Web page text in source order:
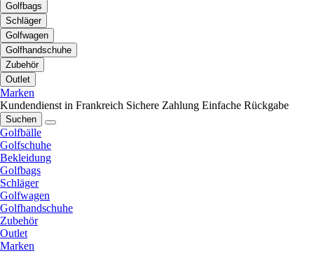
Golfbags
Schläger
Golfwagen
Golfhandschuhe
Zubehör
Outlet
Marken
Kundendienst in Frankreich Sichere Zahlung Einfache Rückgabe
Suchen
Golfbälle
Golfschuhe
Bekleidung
Golfbags
Schläger
Golfwagen
Golfhandschuhe
Zubehör
Outlet
Marken